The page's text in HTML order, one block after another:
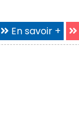
En savoir +